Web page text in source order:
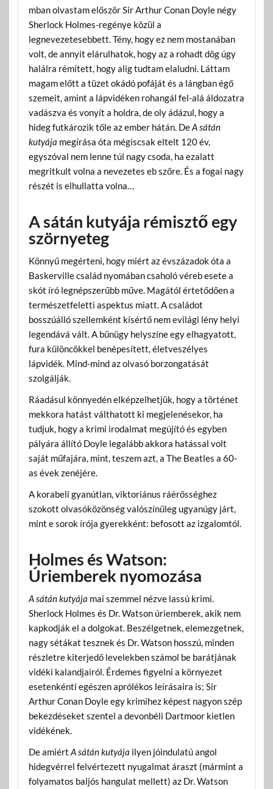
mban olvastam először Sir Arthur Conan Doyle négy
Sherlock Holmes-regénye közül a
legnevezetesebbett. Tény, hogy ez nem mostanában
volt, de annyit elárulhatok, hogy az a rohadt dög úgy
halálra rémített, hogy alig tudtam elaludni. Láttam
magam előtt a tüzet okádó pofáját és a lángban égő
szemeit, amint a lápvidéken rohangál fel-alá áldozatra
vadászva és vonyít a holdra, de oly ádázul, hogy a
hideg futkározik tőle az ember hátán. DeA sátán
kutyája megírása óta mégiscsak eltelt 120 év,
egyszóval nem lenne túl nagy csoda, ha ezalatt
megritkult volna a nevezetes eb szőre. És a fogai nagy
részét is elhullatta volna…
A sátán kutyája rémisztő egy
szörnyeteg
Könnyű megérteni, hogy miért az évszázadok óta a
Baskerville család nyomában csaholó véreb esete a
skót író legnépszerűbb műve. Magától értetődően a
természetfeletti aspektus miatt. A családot
bosszúálló szellemként kísértő nem evilági lény helyi
legendává vált. A bűnügy helyszíne egy elhagyatott,
fura különcökkel benépesített, életveszélyes
lápvidék. Mind-mind az olvasó borzongatását
szolgálják.
Ráadásul könnyedén elképzelhetjük, hogy a történet
mekkora hatást válthatott ki megjelenésekor, ha
tudjuk, hogy a krimi irodalmat megújító és egyben
pályára állító Doyle legalább akkora hatással volt
saját műfajára, mint, teszem azt, a The Beatles a 60-
as évek zenéjére.
A korabeli gyanútlan, viktoriánus ráérősséghez
szokott olvasóközönség valószínűleg ugyanúgy járt,
mint e sorok írója gyerekként: befosott az izgalomtól.
Holmes és Watson:
Úriemberek nyomozása
A sátán kutyája mai szemmel nézve lassú krimi.
Sherlock Holmes és Dr. Watson úriemberek, akik nem
kapkodják el a dolgokat. Beszélgetnek, elemezgetnek,
nagy sétákat tesznek és Dr. Watson hosszú, minden
részletre kiterjedő levelekben számol be barátjának
vidéki kalandjairól. Érdemes figyelni a környezet
esetenkénti egészen aprólékos leírásaira is; Sir
Arthur Conan Doyle egy krimihez képest nagyon szép
bekezdéseket szentel a devonbéli Dartmoor kietlen
vidékének.
De amiért A sátán kutyája ilyen jóindulatú angol
hidegvérrel felvértezett nyugalmat áraszt (mármint a
folyamatos baljós hangulat mellett) az Dr. Watson